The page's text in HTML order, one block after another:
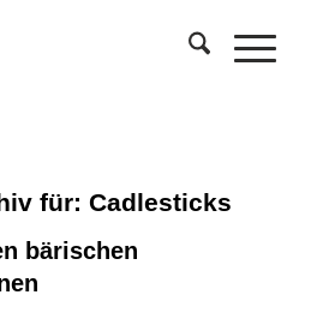
für: Cadlesticks
bärischen